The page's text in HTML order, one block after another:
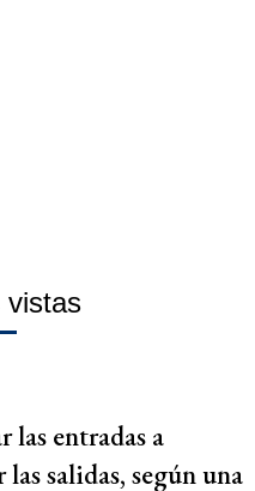
vistas
entradas a
salidas, según una